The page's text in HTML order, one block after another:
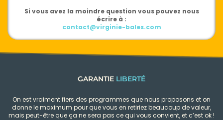
Si vous avez la moindre question vous pouvez nous
écrire à :
contact@virginie-bales.com
GARANTIE LIBERTÉ
On est vraiment fiers des programmes que nous proposons et on
donne le maximum pour que vous en retiriez beaucoup de valeur,
mais peut-être que ça ne sera pas ce qui vous convient, et c’est ok !